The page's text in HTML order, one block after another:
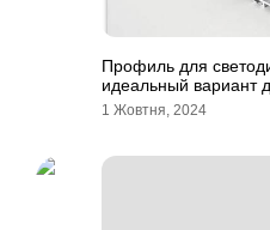
Профиль для
идеальный вариант
1 Жовтня, 2024